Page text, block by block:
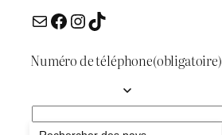
E-mail Facebook InstagramTikTok
Numéro de téléphone(obligatoire)